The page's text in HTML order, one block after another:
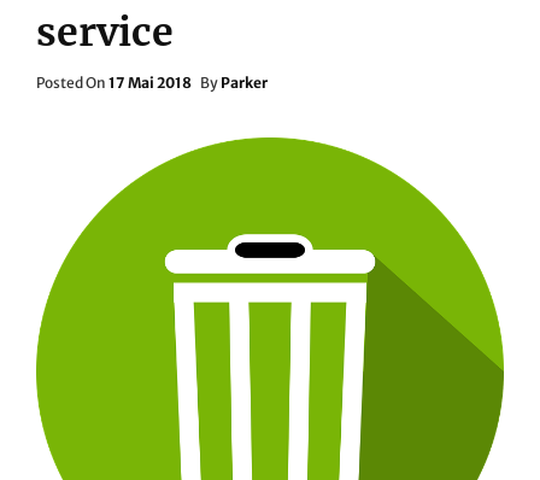
service
Posted On Posted
17 Mai 2018 By Parker